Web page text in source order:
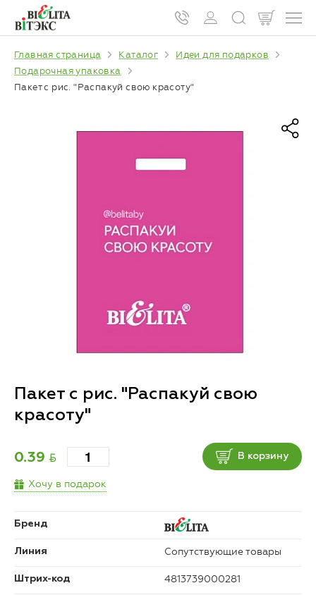
Главная страница Каталог
Идеи для подарков
Подарочная упаковка
Пакет с рис. "Распакуй свою красоту"
Пакет с рис. "Распакуй свою
красоту"
0.39 BYN В корзину
Хочу в подарок
Бренд
Линия Сопутствующие товары
Штрих-код 4813739000281